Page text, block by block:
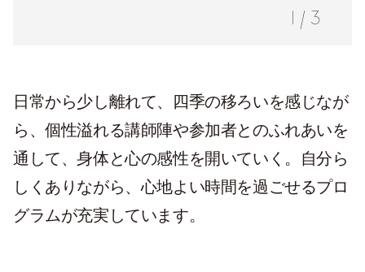
/ 3
日常から少し離れて、四季の移ろいを感じなが
ら、個性溢れる講師陣や参加者とのふれあいを
通して、身体と心の感性を開いていく。自分ら
しくありながら、心地よい時間を過ごせるプロ
グラムが充実しています。